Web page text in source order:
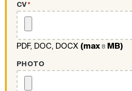
CV*
PDF, DOC, DOCX (max 8 MB)
PHOTO